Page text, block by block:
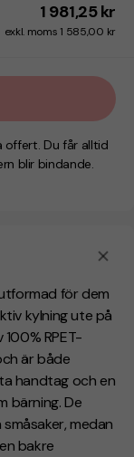
för dem
kylning ute på
RPET-
är både
handtag och en
bärning. De
medan
bakre
1 981,25 kr
exkl. moms 1 585,00 kr
offert. Du får alltid
blir bindande.